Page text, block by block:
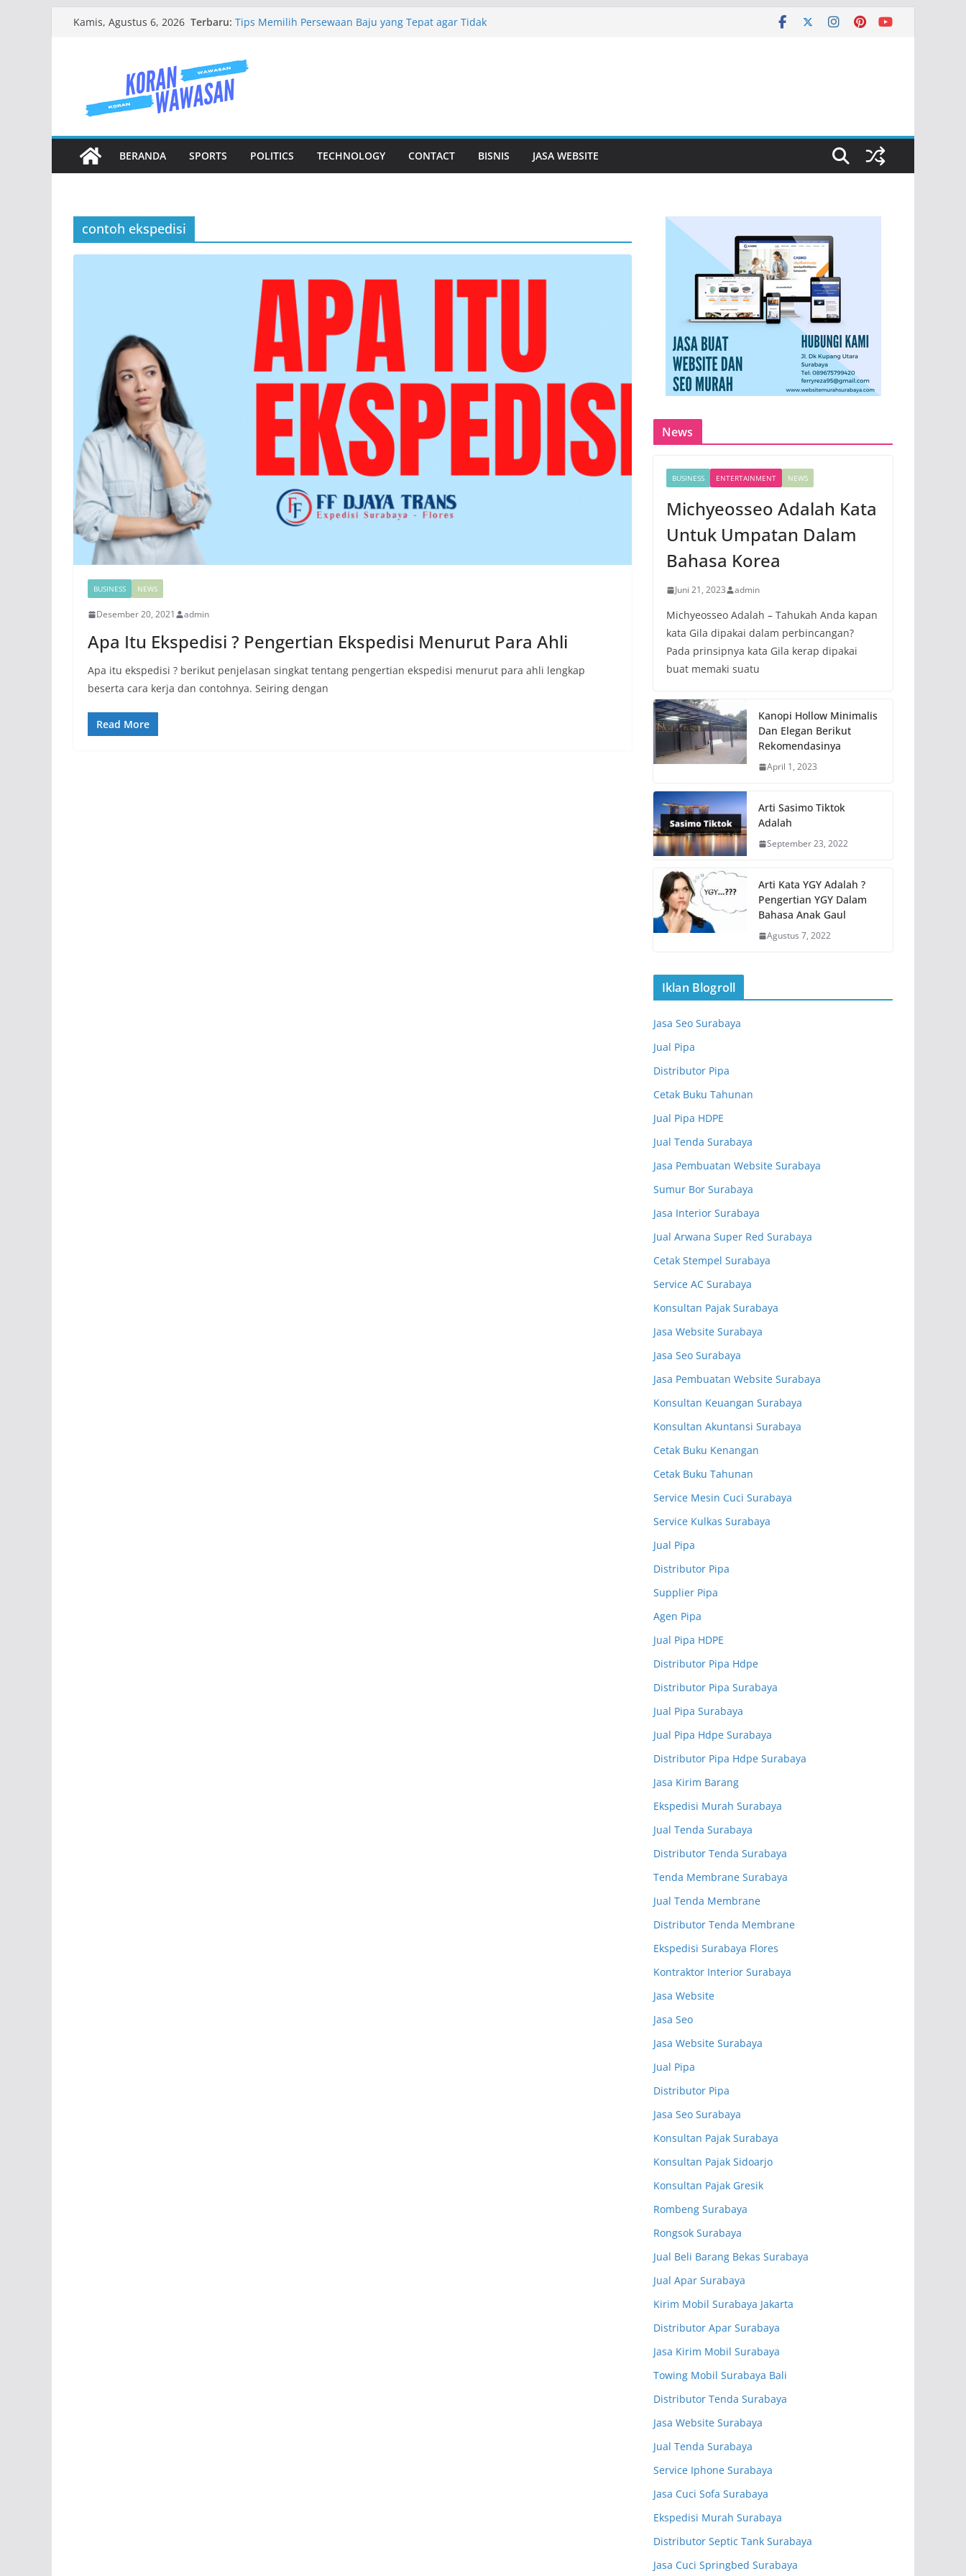
Kamis, Agustus 6, 2026 Terbaru: Tips Memilih Persewaan Baju yang Tepat agar Tidak
Mengenal Baju Wisuda Lebih Dalam
BERANDA SPORTS POLITICS TECHNOLOGY CONTACT BISNIS JASA WEBSITE
contoh ekspedisi
BUSINESS NEWS
Desember 20, 2021 admin
Apa Itu Ekspedisi ? Pengertian Ekspedisi Menurut Para Ahli
Apa itu ekspedisi ? berikut penjelasan singkat tentang pengertian ekspedisi menurut para ahli lengkap
beserta cara kerja dan contohnya. Seiring dengan
Read More
News
BUSINESS ENTERTAINMENT NEWS
Michyeosseo Adalah Kata
Untuk Umpatan Dalam
Bahasa Korea
Juni 21, 2023 admin
Michyeosseo Adalah – Tahukah Anda kapan
kata Gila dipakai dalam perbincangan?
Pada prinsipnya kata Gila kerap dipakai
buat memaki suatu
Kanopi Hollow Minimalis
Dan Elegan Berikut
Rekomendasinya
April 1, 2023
Arti Sasimo Tiktok
Adalah
September 23, 2022
Arti Kata YGY Adalah ?
Pengertian YGY Dalam
Bahasa Anak Gaul
Agustus 7, 2022
Iklan Blogroll
Jasa Seo Surabaya
Jual Pipa
Distributor Pipa
Cetak Buku Tahunan
Jual Pipa HDPE
Jual Tenda Surabaya
Jasa Pembuatan Website Surabaya
Sumur Bor Surabaya
Jasa Interior Surabaya
Jual Arwana Super Red Surabaya
Cetak Stempel Surabaya
Service AC Surabaya
Konsultan Pajak Surabaya
Jasa Website Surabaya
Jasa Seo Surabaya
Jasa Pembuatan Website Surabaya
Konsultan Keuangan Surabaya
Konsultan Akuntansi Surabaya
Cetak Buku Kenangan
Cetak Buku Tahunan
Service Mesin Cuci Surabaya
Service Kulkas Surabaya
Jual Pipa
Distributor Pipa
Supplier Pipa
Agen Pipa
Jual Pipa HDPE
Distributor Pipa Hdpe
Distributor Pipa Surabaya
Jual Pipa Surabaya
Jual Pipa Hdpe Surabaya
Distributor Pipa Hdpe Surabaya
Jasa Kirim Barang
Ekspedisi Murah Surabaya
Jual Tenda Surabaya
Distributor Tenda Surabaya
Tenda Membrane Surabaya
Jual Tenda Membrane
Distributor Tenda Membrane
Ekspedisi Surabaya Flores
Kontraktor Interior Surabaya
Jasa Website
Jasa Seo
Jasa Website Surabaya
Jual Pipa
Distributor Pipa
Jasa Seo Surabaya
Konsultan Pajak Surabaya
Konsultan Pajak Sidoarjo
Konsultan Pajak Gresik
Rombeng Surabaya
Rongsok Surabaya
Jual Beli Barang Bekas Surabaya
Jual Apar Surabaya
Kirim Mobil Surabaya Jakarta
Distributor Apar Surabaya
Jasa Kirim Mobil Surabaya
Towing Mobil Surabaya Bali
Distributor Tenda Surabaya
Jasa Website Surabaya
Jual Tenda Surabaya
Service Iphone Surabaya
Jasa Cuci Sofa Surabaya
Ekspedisi Murah Surabaya
Distributor Septic Tank Surabaya
Jasa Cuci Springbed Surabaya